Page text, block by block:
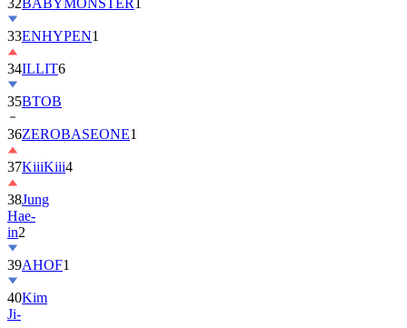
32 BABYMONSTER
33ENHYPEN1
34ILLIT6
35BTOB
36ZEROBASEONE1
37KiiiKiii4
38Jung
Hae-
in2
39AHOF1
40Kim
Ji-